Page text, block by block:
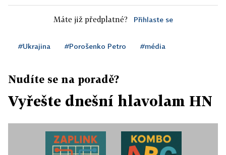
Máte již předplatné? Přihlaste se
#Ukrajina #Porošenko Petro #média
Nudíte se na poradě?
Vyřešte dnešní hlavolam HN